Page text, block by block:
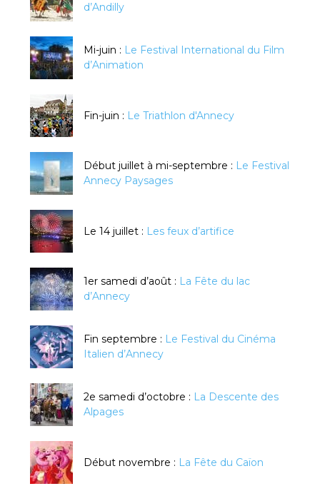
d’Andilly
Mi-juin : Le Festival International du Film
d’Animation
Fin-juin : Le Triathlon d'Annecy
Début juillet à mi-septembre : Le Festival
Annecy Paysages
Le 14 juillet : Les feux d’artifice
1er samedi d’août : La Fête du lac
d’Annecy
Fin septembre : Le Festival du Cinéma
Italien d’Annecy
2e samedi d’octobre : La Descente des
Alpages
Début novembre : La Fête du Caïon